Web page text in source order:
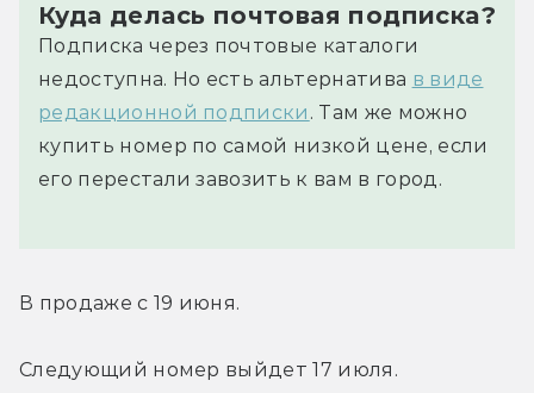
Куда делась почтовая подписка?
Подписка через почтовые каталоги
недоступна. Но есть альтернатива в виде
редакционной подписки . Там же можно
купить номер по самой низкой цене, если
его перестали завозить к вам в город.
В продаже с 19 июня.
Следующий номер выйдет 17 июля.